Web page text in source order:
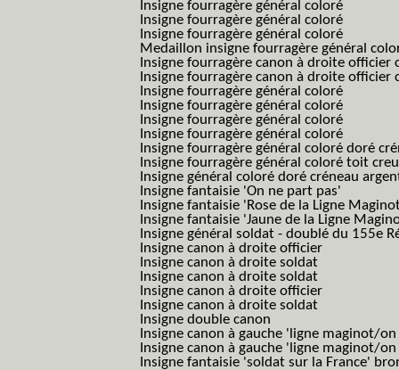
Insigne fourragère général coloré
Insigne fourragère général coloré
Insigne fourragère général coloré
Medaillon insigne fourragère général
Insigne fourragère canon à droite
Insigne fourragère canon à droite
Insigne fourragère général coloré
Insigne fourragère général coloré
Insigne fourragère général coloré
Insigne fourragère général coloré
Insigne fourragère général coloré doré
Insigne fourragère général coloré toit
Insigne général coloré doré créneau
Insigne fantaisie 'On ne part pas'
Insigne fantaisie 'Rose de la Ligne
Insigne fantaisie 'Jaune de la Ligne
Insigne général soldat - doublé du 155e
Insigne canon à droite officier
Insigne canon à droite soldat
Insigne canon à droite soldat
Insigne canon à droite officier
Insigne canon à droite soldat
Insigne double canon
Insigne canon à gauche 'ligne maginot/
Insigne canon à gauche 'ligne maginot/
Insigne fantaisie 'soldat sur la France'